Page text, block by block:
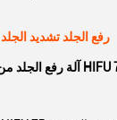
مكتب الوجه 7D معدات HIFU رفع الجلد تشديد الجلد